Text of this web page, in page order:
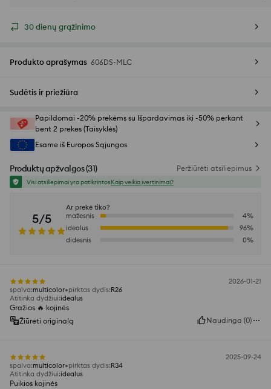
30 dienų grąžinimo
Produkto aprašymas 606DS-MLC
Sudėtis ir priežiūra
Papildomai -20% prekėms su Išpardavimas iki -50% perkant
bent 2 prekes (Taisyklės)
Esame iš Europos Sąjungos
Produktų apžvalgos(31) Peržiūrėti atsiliepimus
Visi atsiliepimai yra patikrintosKaip veikia įvertinimai?
5/5
Ar prekė tiko?
mažesnis
4%
idealus
96%
didesnis
0%
2026-01-21
spalva:multicolor pirktas dydis:R26
Atitinka dydžiui:idealus
Gražios 🔥 kojinės
Žiūrėti originalą
Naudinga (0)
2025-09-24
spalva:multicolor pirktas dydis:R34
Atitinka dydžiui:idealus
Puikios kojinės